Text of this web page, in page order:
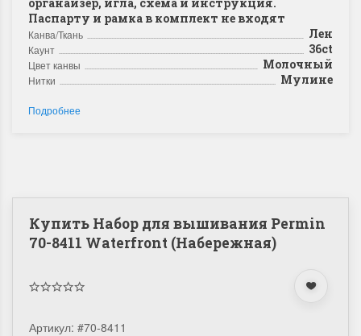
Паспарту и рамка в комплект не входят
Канва/Ткань Лен
Каунт 36ct
Цвет канвы Молочный
Нитки Мулине
Подробнее
Купить Набор для вышивания Permin
70-8411 Waterfront (Набережная)
Артикул: #70-8411